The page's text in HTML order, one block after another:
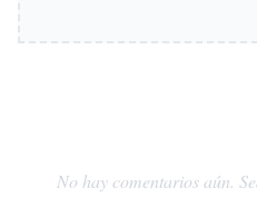
No hay comentarios aún.